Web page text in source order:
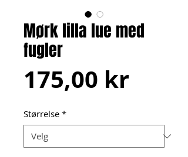
Mørk lilla lue med
fugler
175,00 krPris
Størrelse *